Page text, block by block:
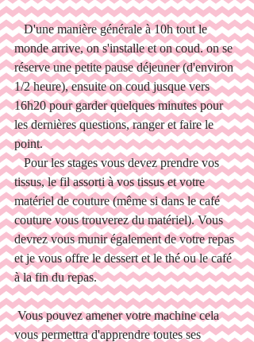
   D'une manière générale à 10h tout le
monde arrive, on s'installe et on coud. on se
réserve une petite pause déjeuner (d'environ
1/2 heure), ensuite on coud jusque vers
16h20 pour garder quelques minutes pour
les dernières questions, ranger et faire le
point.
   Pour les stages vous devez prendre vos
tissus, le fil assorti à vos tissus et votre
matériel de couture (même si dans le café
couture vous trouverez du matériel). Vous
devrez vous munir également de votre repas
et je vous offre le dessert et le thé ou le café
à la fin du repas.
Vous pouvez amener votre machine cela
vous permettra d'apprendre toutes ses